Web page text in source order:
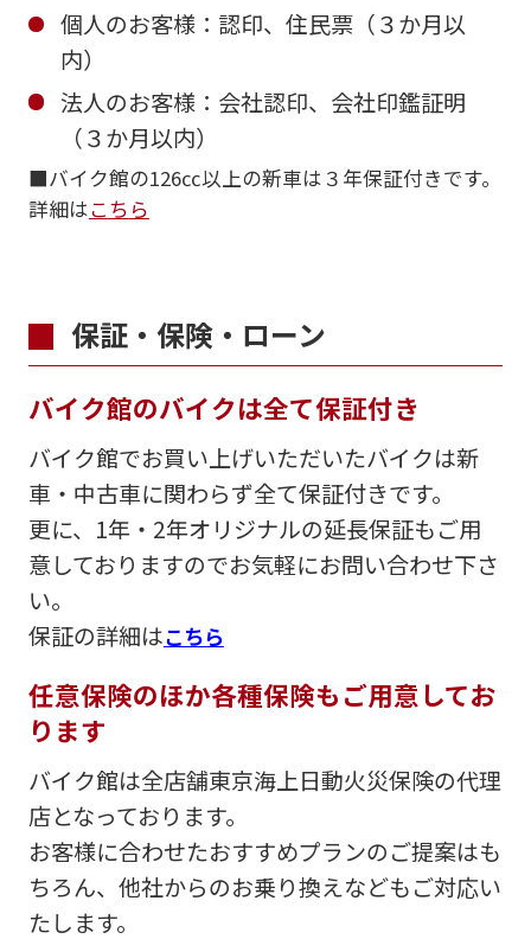
個人のお客様：認印、住民票（３か月以
内）
法人のお客様：会社認印、会社印鑑証明
（３か月以内）
■バイク館の126㏄以上の新車は３年保証付きです。
詳細はこちら
保証・保険・ローン
バイク館のバイクは全て保証付き
バイク館でお買い上げいただいたバイクは新
車・中古車に関わらず全て保証付きです。
更に、1年・2年オリジナルの延長保証もご用
意しておりますのでお気軽にお問い合わせ下さ
い。
保証の詳細はこちら
任意保険のほか各種保険もご用意してお
ります
バイク館は全店舗東京海上日動火災保険の代理
店となっております。
お客様に合わせたおすすめプランのご提案はも
ちろん、他社からのお乗り換えなどもご対応い
たします。